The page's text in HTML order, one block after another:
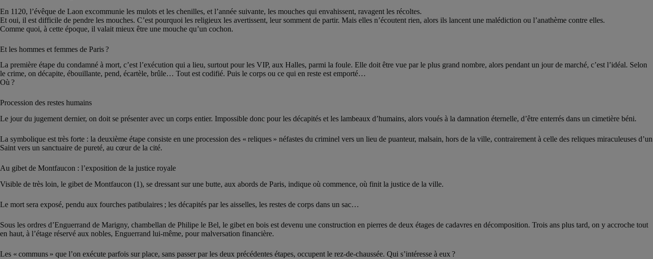
En 1120, l’évêque de Laon excommunie les mulots et les chenilles, et l’année suivante, les mouches qui envahissent, ravagent les récoltes.
Et oui, il est difficile de pendre les mouches. C’est pourquoi les religieux les avertissent, leur somment de partir. Mais elles n’écoutent rien, alors ils lancent une malédiction ou l’anathème contre elles.
Comme quoi, à cette époque, il valait mieux être une mouche qu’un cochon.
Et les hommes et femmes de Paris ?
La première étape du condamné à mort, c’est l’exécution qui a lieu, surtout pour les VIP, aux Halles, parmi la foule. Elle doit être vue par le plus grand nombre, alors pendant un jour de marché, c’est l’idéal. Selon
le crime, on décapite, ébouillante, pend, écartèle, brûle… Tout est codifié. Puis le corps ou ce qui en reste est emporté…
Où ?
Procession des restes humains
Le jour du jugement dernier, on doit se présenter avec un corps entier. Impossible donc pour les décapités et les lambeaux d’humains, alors voués à la damnation éternelle, d’être enterrés dans un cimetière béni.
La symbolique est très forte : la deuxième étape consiste en une procession des « reliques » néfastes du criminel vers un lieu de puanteur, malsain, hors de la ville, contrairement à celle des reliques miraculeuses d’un
Saint vers un sanctuaire de pureté, au cœur de la cité.
Au gibet de Montfaucon : l’exposition de la justice royale
Visible de très loin, le gibet de Montfaucon (1), se dressant sur une butte, aux abords de Paris, indique où commence, où finit la justice de la ville.
Le mort sera exposé, pendu aux fourches patibulaires ; les décapités par les aisselles, les restes de corps dans un sac…
Sous les ordres d’Enguerrand de Marigny, chambellan de Philipe le Bel, le gibet en bois est devenu une construction en pierres de deux étages de cadavres en décomposition. Trois ans plus tard, on y accroche tout
en haut, à l’étage réservé aux nobles, Enguerrand lui-même, pour malversation financière.
Les « communs » que l’on exécute parfois sur place, sans passer par les deux précédentes étapes, occupent le rez-de-chaussée. Qui s’intéresse à eux ?